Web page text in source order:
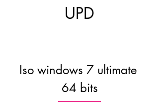
UPD
Iso windows 7 ultimate
64 bits